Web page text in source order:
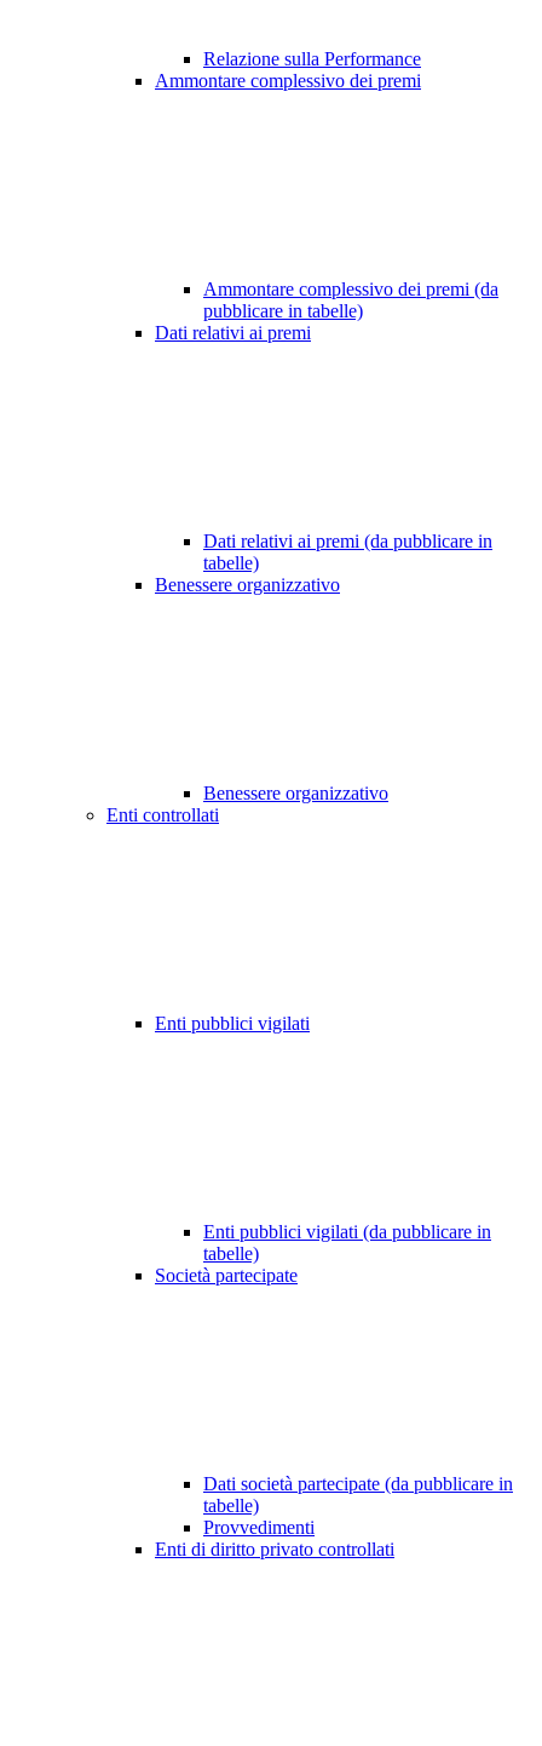
Relazione sulla Performance
Ammontare complessivo dei premi
Ammontare complessivo dei premi (da
pubblicare in tabelle)
Dati relativi ai premi
Dati relativi ai premi (da pubblicare in
tabelle)
Benessere organizzativo
Benessere organizzativo
Enti controllati
Enti pubblici vigilati
Enti pubblici vigilati (da pubblicare in
tabelle)
Società partecipate
Dati società partecipate (da pubblicare in
tabelle)
Provvedimenti
Enti di diritto privato controllati